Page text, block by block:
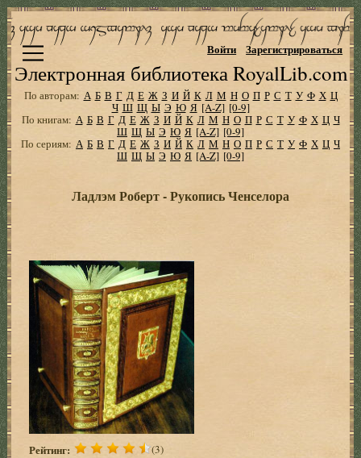
Электронная библиотека RoyalLib.com
Войти Зарегистрироваться
По авторам: А Б В Г Д Е Ж З И Й К Л М Н О П Р С Т У Ф Х Ц
Ч Ш Щ Ы Э Ю Я [A-Z] [0-9]
По книгам: А Б В Г Д Е Ж З И Й К Л М Н О П Р С Т У Ф Х Ц Ч
Ш Щ Ы Э Ю Я [A-Z] [0-9]
По сериям: А Б В Г Д Е Ж З И Й К Л М Н О П Р С Т У Ф Х Ц Ч
Ш Щ Ы Э Ю Я [A-Z] [0-9]
Ладлэм Роберт - Рукопись Ченселора
Рейтинг: (3)